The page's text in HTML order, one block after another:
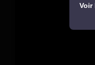
Voir